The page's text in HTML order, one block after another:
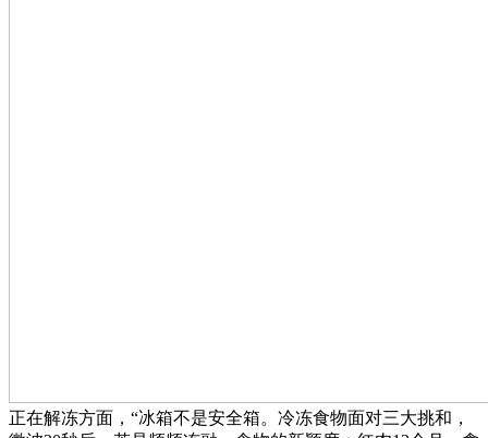
正在解冻方面，“冰箱不是安全箱。冷冻食物面对三大挑和，